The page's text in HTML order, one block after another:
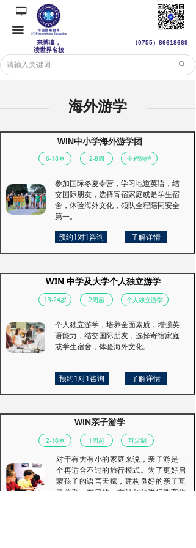
끀
来博瀛，
读世界名校
넡
（0755） 86618669
ꄙ
海外游学
全程陪护
2-8周
WIN中小学海外游学团
6-18岁
参加国际冬夏令营，学习地道英语，结
交国际朋友，选择寄宿家庭或是学生宿
舍，体验海外文化，领队全程陪同安全
第一。
了解详情
预约1对1咨询
WIN 中学及大学个人独立游学
2周起 个人独立游学
13-24岁
个人独立游学，培养全面素质，增强英
语能力，结交国际朋友，选择寄宿家庭
或学生宿舍，体验海外文化。
了解详情
预约1对1咨询
WIN亲子游学
1周起 可定制
2-10岁
对于有大有小的家庭来说，亲子游是一
个再适合不过的旅行模式。为了更好启
蒙孩子的语言天赋，建构良好的亲子互
动关系，有目的、有计划的进行教育旅